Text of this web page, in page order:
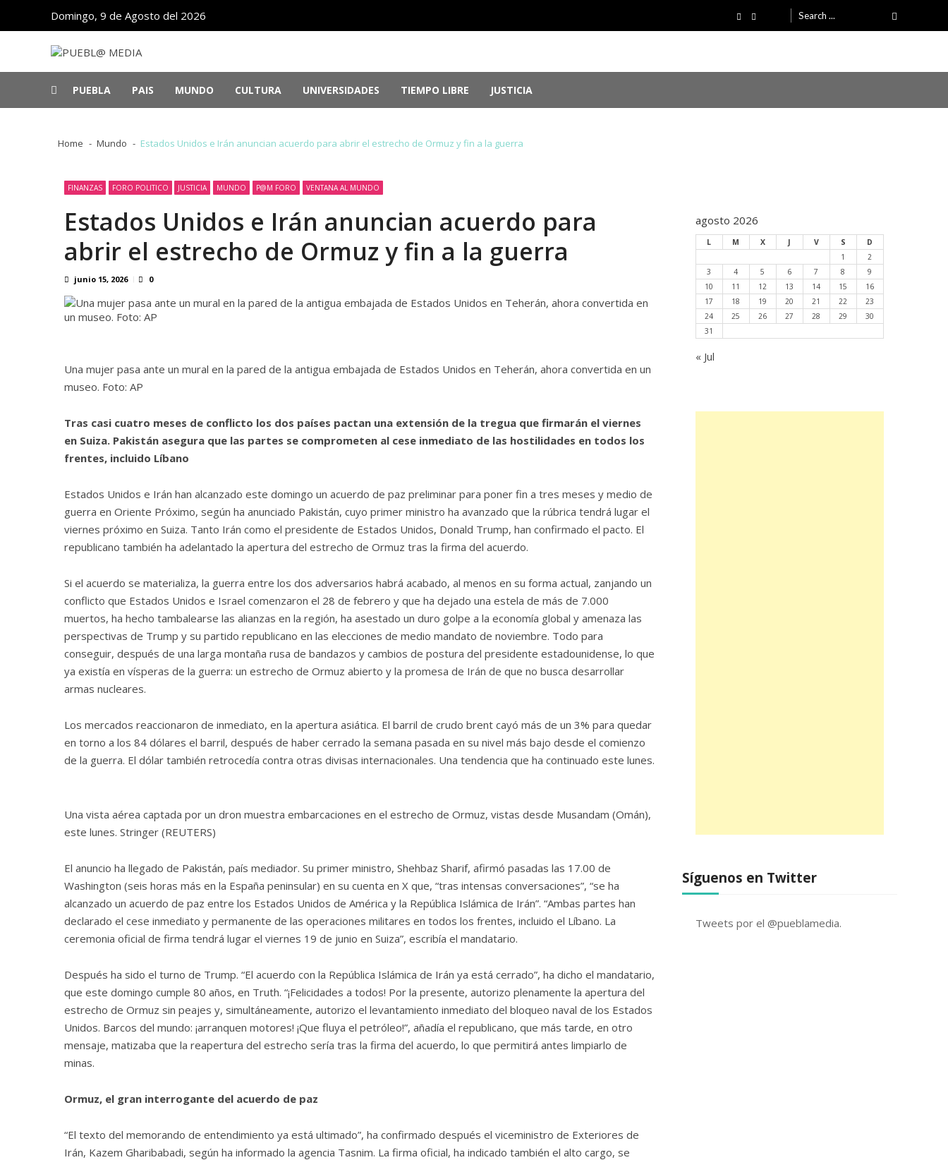
navigation
content
Domingo, 9 de Agosto del 2026
Search
for:
PUEBL@ MEDIA
Noticias de Puebla, México y el mundo
PUEBLA PAIS MUNDO CULTURA UNIVERSIDADES TIEMPO LIBRE JUSTICIA
Cae apoyo ciudadano a Israel en EU por genocidio en Gaza
agosto 5, 2026
México arrasa en los Centroamericanos 2026: Más de 250 medallas y busca récord...
Cuba se abre al sector privado y a la inversión; el Parlamento aprueba reformas ...
Home Mundo Estados Unidos e Irán anuncian acuerdo para abrir el estrecho de Ormuz y fin a la guerra
FINANZAS FORO POLITICO JUSTICIA MUNDO P@M FORO VENTANA AL MUNDO
Estados Unidos e Irán anuncian acuerdo para
abrir el estrecho de Ormuz y fin a la guerra
junio 15, 2026 0
Una mujer pasa ante un mural en la pared de la antigua embajada de Estados Unidos en Teherán, ahora convertida en un
museo. Foto: AP
Tras casi cuatro meses de conflicto los dos países pactan una extensión de la tregua que firmarán el viernes
en Suiza. Pakistán asegura que las partes se comprometen al cese inmediato de las hostilidades en todos los
frentes, incluido Líbano
Estados Unidos e Irán han alcanzado este domingo un acuerdo de paz preliminar para poner fin a tres meses y medio de
guerra en Oriente Próximo, según ha anunciado Pakistán, cuyo primer ministro ha avanzado que la rúbrica tendrá lugar el
viernes próximo en Suiza. Tanto Irán como el presidente de Estados Unidos, Donald Trump, han confirmado el pacto. El
republicano también ha adelantado la apertura del estrecho de Ormuz tras la firma del acuerdo.
Si el acuerdo se materializa, la guerra entre los dos adversarios habrá acabado, al menos en su forma actual, zanjando un
conflicto que Estados Unidos e Israel comenzaron el 28 de febrero y que ha dejado una estela de más de 7.000
muertos, ha hecho tambalearse las alianzas en la región, ha asestado un duro golpe a la economía global y amenaza las
perspectivas de Trump y su partido republicano en las elecciones de medio mandato de noviembre. Todo para
conseguir, después de una larga montaña rusa de bandazos y cambios de postura del presidente estadounidense, lo que
ya existía en vísperas de la guerra: un estrecho de Ormuz abierto y la promesa de Irán de que no busca desarrollar
armas nucleares.
Los mercados reaccionaron de inmediato, en la apertura asiática. El barril de crudo brent cayó más de un 3% para quedar
en torno a los 84 dólares el barril, después de haber cerrado la semana pasada en su nivel más bajo desde el comienzo
de la guerra. El dólar también retrocedía contra otras divisas internacionales. Una tendencia que ha continuado este lunes.
Una vista aérea captada por un dron muestra embarcaciones en el estrecho de Ormuz, vistas desde Musandam (Omán),
este lunes. Stringer (REUTERS)
El anuncio ha llegado de Pakistán, país mediador. Su primer ministro, Shehbaz Sharif, afirmó pasadas las 17.00 de
Washington (seis horas más en la España peninsular) en su cuenta en X que, “tras intensas conversaciones”, “se ha
alcanzado un acuerdo de paz entre los Estados Unidos de América y la República Islámica de Irán”. “Ambas partes han
declarado el cese inmediato y permanente de las operaciones militares en todos los frentes, incluido el Líbano. La
ceremonia oficial de firma tendrá lugar el viernes 19 de junio en Suiza”, escribía el mandatario.
Después ha sido el turno de Trump. “El acuerdo con la República Islámica de Irán ya está cerrado”, ha dicho el mandatario,
que este domingo cumple 80 años, en Truth. “¡Felicidades a todos! Por la presente, autorizo plenamente la apertura del
estrecho de Ormuz sin peajes y, simultáneamente, autorizo el levantamiento inmediato del bloqueo naval de los Estados
Unidos. Barcos del mundo: ¡arranquen motores! ¡Que fluya el petróleo!”, añadía el republicano, que más tarde, en otro
mensaje, matizaba que la reapertura del estrecho sería tras la firma del acuerdo, lo que permitirá antes limpiarlo de
minas.
Ormuz, el gran interrogante del acuerdo de paz
“El texto del memorando de entendimiento ya está ultimado”, ha confirmado después el viceministro de Exteriores de
Irán, Kazem Gharibabadi, según ha informado la agencia Tasnim. La firma oficial, ha indicado también el alto cargo, se
agosto 2026
L M X J V S
D
1
2
3
4 5 6 7 8
9
10
11 12 13 14 15
16
17
18 19 20 21 22
23
24
25 26 27 28 29
30
31
« Jul
Síguenos en Twitter
Tweets por el @pueblamedia.